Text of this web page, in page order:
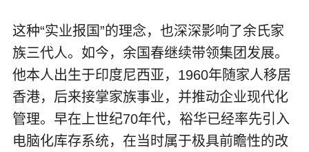
这种“实业报国”的理念，也深深影响了余氏家
族三代人。如今，余国春继续带领集团发展。
他本人出生于印度尼西亚，1960年随家人移居
香港，后来接掌家族事业，并推动企业现代化
管理。早在上世纪70年代，裕华已经率先引入
电脑化库存系统，在当时属于极具前瞻性的改